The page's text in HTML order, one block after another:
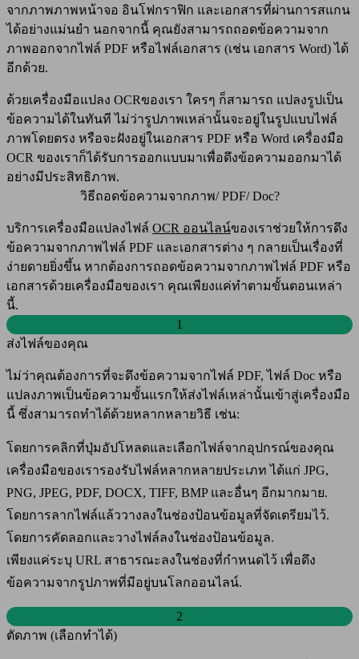
จากภาพภาพหน้าจอ อินโฟกราฟิก และเอกสารที่ผ่านการสแกน
ได้อย่างแม่นยำ นอกจากนี้ คุณยังสามารถถอดข้อความจาก
ภาพออกจากไฟล์ PDF หรือไฟล์เอกสาร (เช่น เอกสาร Word) ได้
อีกด้วย.
ด้วยเครื่องมือแปลง OCRของเรา ใครๆ ก็สามารถ แปลงรูปเป็น
ข้อความได้ในทันที ไม่ว่ารูปภาพเหล่านั้นจะอยู่ในรูปแบบไฟล์
ภาพโดยตรง หรือจะฝังอยู่ในเอกสาร PDF หรือ Word เครื่องมือ
OCR ของเราก็ได้รับการออกแบบมาเพื่อดึงข้อความออกมาได้
อย่างมีประสิทธิภาพ.
วิธีถอดข้อความจากภาพ/ PDF/ Doc?
บริการเครื่องมือแปลงไฟล์ OCR ออนไลน์ของเราช่วยให้การดึง
ข้อความจากภาพไฟล์ PDF และเอกสารต่าง ๆ กลายเป็นเรื่องที่
ง่ายดายยิ่งขึ้น หากต้องการถอดข้อความจากภาพไฟล์ PDF หรือ
เอกสารด้วยเครื่องมือของเรา คุณเพียงแค่ทำตามขั้นตอนเหล่า
นี้.
1
ส่งไฟล์ของคุณ
ไม่ว่าคุณต้องการที่จะดึงข้อความจากไฟล์ PDF, ไฟล์ Doc หรือ
แปลงภาพเป็นข้อความขั้นแรกให้ส่งไฟล์เหล่านั้นเข้าสู่เครื่องมือ
นี้ ซึ่งสามารถทำได้ด้วยหลากหลายวิธี เช่น:
โดยการคลิกที่ปุ่มอัปโหลดและเลือกไฟล์จากอุปกรณ์ของคุณ
เครื่องมือของเรารองรับไฟล์หลากหลายประเภท ได้แก่ JPG,
PNG, JPEG, PDF, DOCX, TIFF, BMP และอื่นๆ อีกมากมาย.
โดยการลากไฟล์แล้ววางลงในช่องป้อนข้อมูลที่จัดเตรียมไว้.
โดยการคัดลอกและวางไฟล์ลงในช่องป้อนข้อมูล.
เพียงแค่ระบุ URL สาธารณะลงในช่องที่กำหนดไว้ เพื่อดึง
ข้อความจากรูปภาพที่มีอยู่บนโลกออนไลน์.
2
ตัดภาพ (เลือกทำได้)